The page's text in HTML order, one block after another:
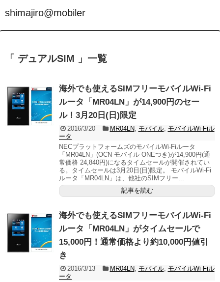
shimajiro@mobiler
「 デュアルSIM 」一覧
海外でも使えるSIMフリーモバイルWi-Fi
ルータ「MR04LN」が14,900円のセー
ル！3月20日(日)限定
2016/3/20 MR04LN モバイル, モバイルWi-Fiル
ータ
NECプラットフォームズのモバイルWi-Fiルータ
「MR04LN」(OCN モバイル ONEつき)が14,900円(通
常価格 24,840円)になるタイムセールが開催されてい
る。タイムセールは3月20日(日)限定。 モバイルWi-Fi
ルータ「MR04LN」は、他社のSIMフリー...
記事を読む
海外でも使えるSIMフリーモバイルWi-Fi
ルータ「MR04LN」がタイムセールで
15,000円！通常価格より約10,000円値引
き
2016/3/13 MR04LN モバイル, モバイルWi-Fiル
ータ